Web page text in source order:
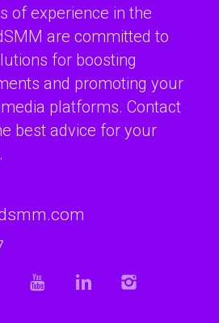
of experience in the
are committed to
for boosting
and promoting your
platforms. Contact
best advice for your